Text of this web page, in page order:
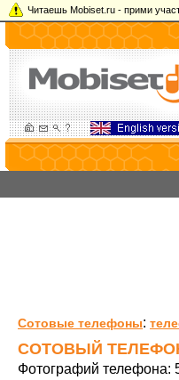
Читаешь Mobiset.ru - прими
Сотовые телефоны:
СОТОВЫЙ ТЕЛЕФОН
Фотографий телефона: